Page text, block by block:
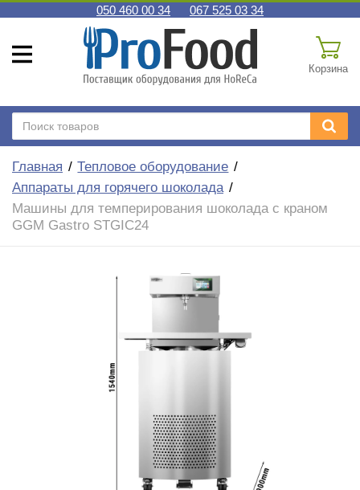
050 460 00 34 067 525 03 34
Корзина
Главная
Тепловое оборудование
Аппараты для горячего шоколада
Машины для темперирования шоколада с краном
GGM Gastro STGIC24